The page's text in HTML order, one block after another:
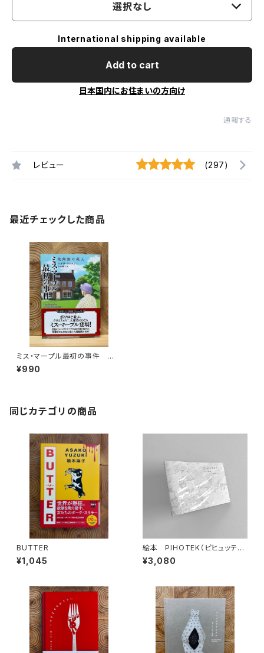
選択なし
International shipping available
Add to cart
日本国内にお住まいの方向け
通報する
レビュー (297)
最近チェックした商品
ミス・マープル最初の事件 牧
師館の殺人
¥990
同じカテゴリの商品
BUTTER
¥1,045
絵本 PIHOTEK（ピヒュッティ）
北極を風と歩く
¥3,080